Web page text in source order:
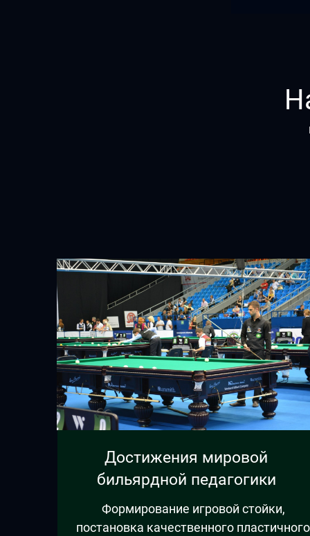
Формирование игровой стойки,
постановка качественного пластичного
Достижения мировой
бильярдной педагогики